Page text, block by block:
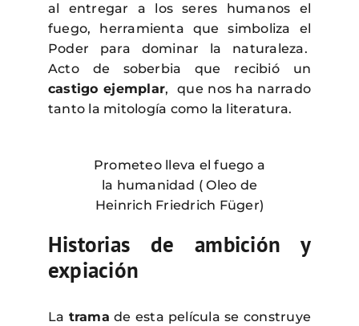
al entregar a los seres humanos el
fuego, herramienta que simboliza el
Poder para dominar la naturaleza.
Acto de soberbia que recibió un
castigo ejemplar, que nos ha narrado
tanto la mitología como la literatura.
Prometeo lleva el fuego a
la humanidad ( Oleo de
Heinrich Friedrich Füger)
Historias de ambición y
expiación
La trama de esta película se construye